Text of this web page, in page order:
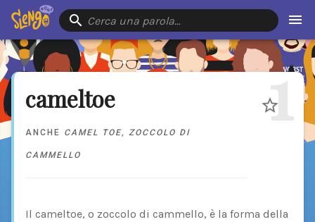
Cerca una parola…
cameltoe
ANCHE CAMEL TOE, ZOCCOLO DI
CAMMELLO
1
Il cameltoe, o zoccolo di cammello, è la forma della